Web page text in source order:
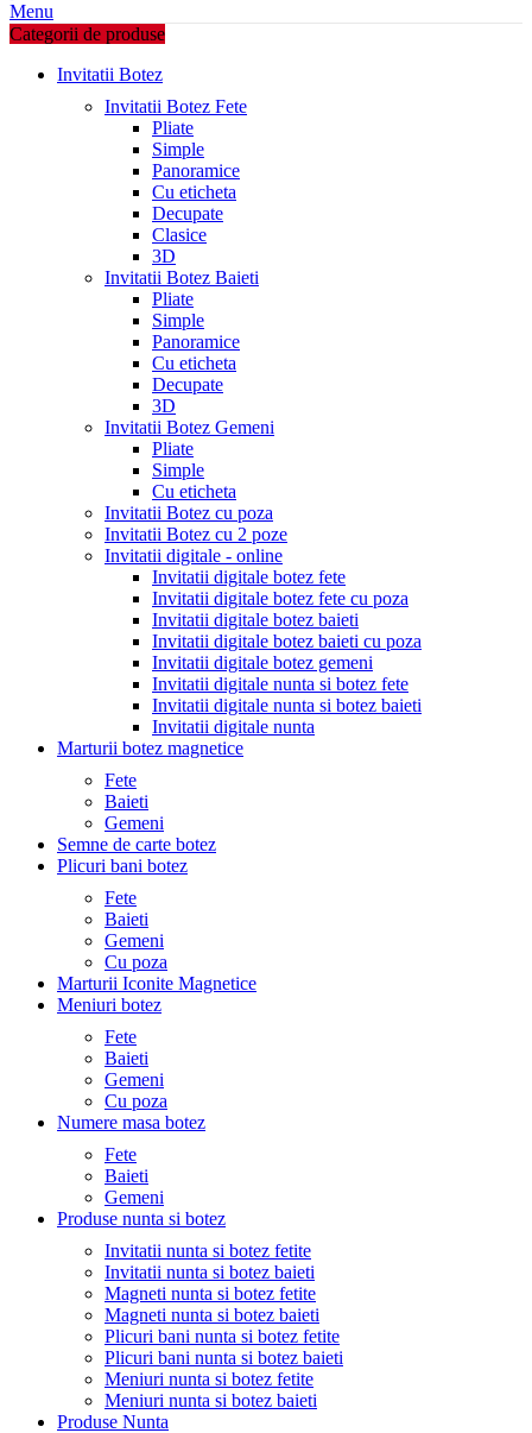
Menu
Categorii de produse
Invitatii Botez
Invitatii Botez Fete
Pliate
Simple
Panoramice
Cu eticheta
Decupate
Clasice
3D
Invitatii Botez Baieti
Pliate
Simple
Panoramice
Cu eticheta
Decupate
3D
Invitatii Botez Gemeni
Pliate
Simple
Cu eticheta
Invitatii Botez cu poza
Invitatii Botez cu 2 poze
Invitatii digitale - online
Invitatii digitale botez fete
Invitatii digitale botez fete cu poza
Invitatii digitale botez baieti
Invitatii digitale botez baieti cu poza
Invitatii digitale botez gemeni
Invitatii digitale nunta si botez fete
Invitatii digitale nunta si botez baieti
Invitatii digitale nunta
Marturii botez magnetice
Fete
Baieti
Gemeni
Semne de carte botez
Plicuri bani botez
Fete
Baieti
Gemeni
Cu poza
Marturii Iconite Magnetice
Meniuri botez
Fete
Baieti
Gemeni
Cu poza
Numere masa botez
Fete
Baieti
Gemeni
Produse nunta si botez
Invitatii nunta si botez fetite
Invitatii nunta si botez baieti
Magneti nunta si botez fetite
Magneti nunta si botez baieti
Plicuri bani nunta si botez fetite
Plicuri bani nunta si botez baieti
Meniuri nunta si botez fetite
Meniuri nunta si botez baieti
Produse Nunta